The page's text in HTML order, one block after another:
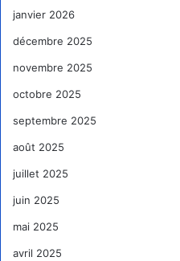
janvier 2026
décembre 2025
novembre 2025
octobre 2025
septembre 2025
août 2025
juillet 2025
juin 2025
mai 2025
avril 2025